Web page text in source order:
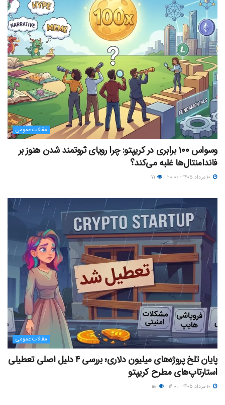
مقالات عمومی
وسواس ۱۰۰ برابری در کریپتو: چرا رویای ثروتمند شدن هنوز بر
فاندامنتال‌ها غلبه می‌کند؟
مقالات عمومی
پایان تلخ پروژه‌های میلیون دلاری؛ بررسی ۴ دلیل اصلی تعطیلی
استارتاپ‌های مطرح کریپتو